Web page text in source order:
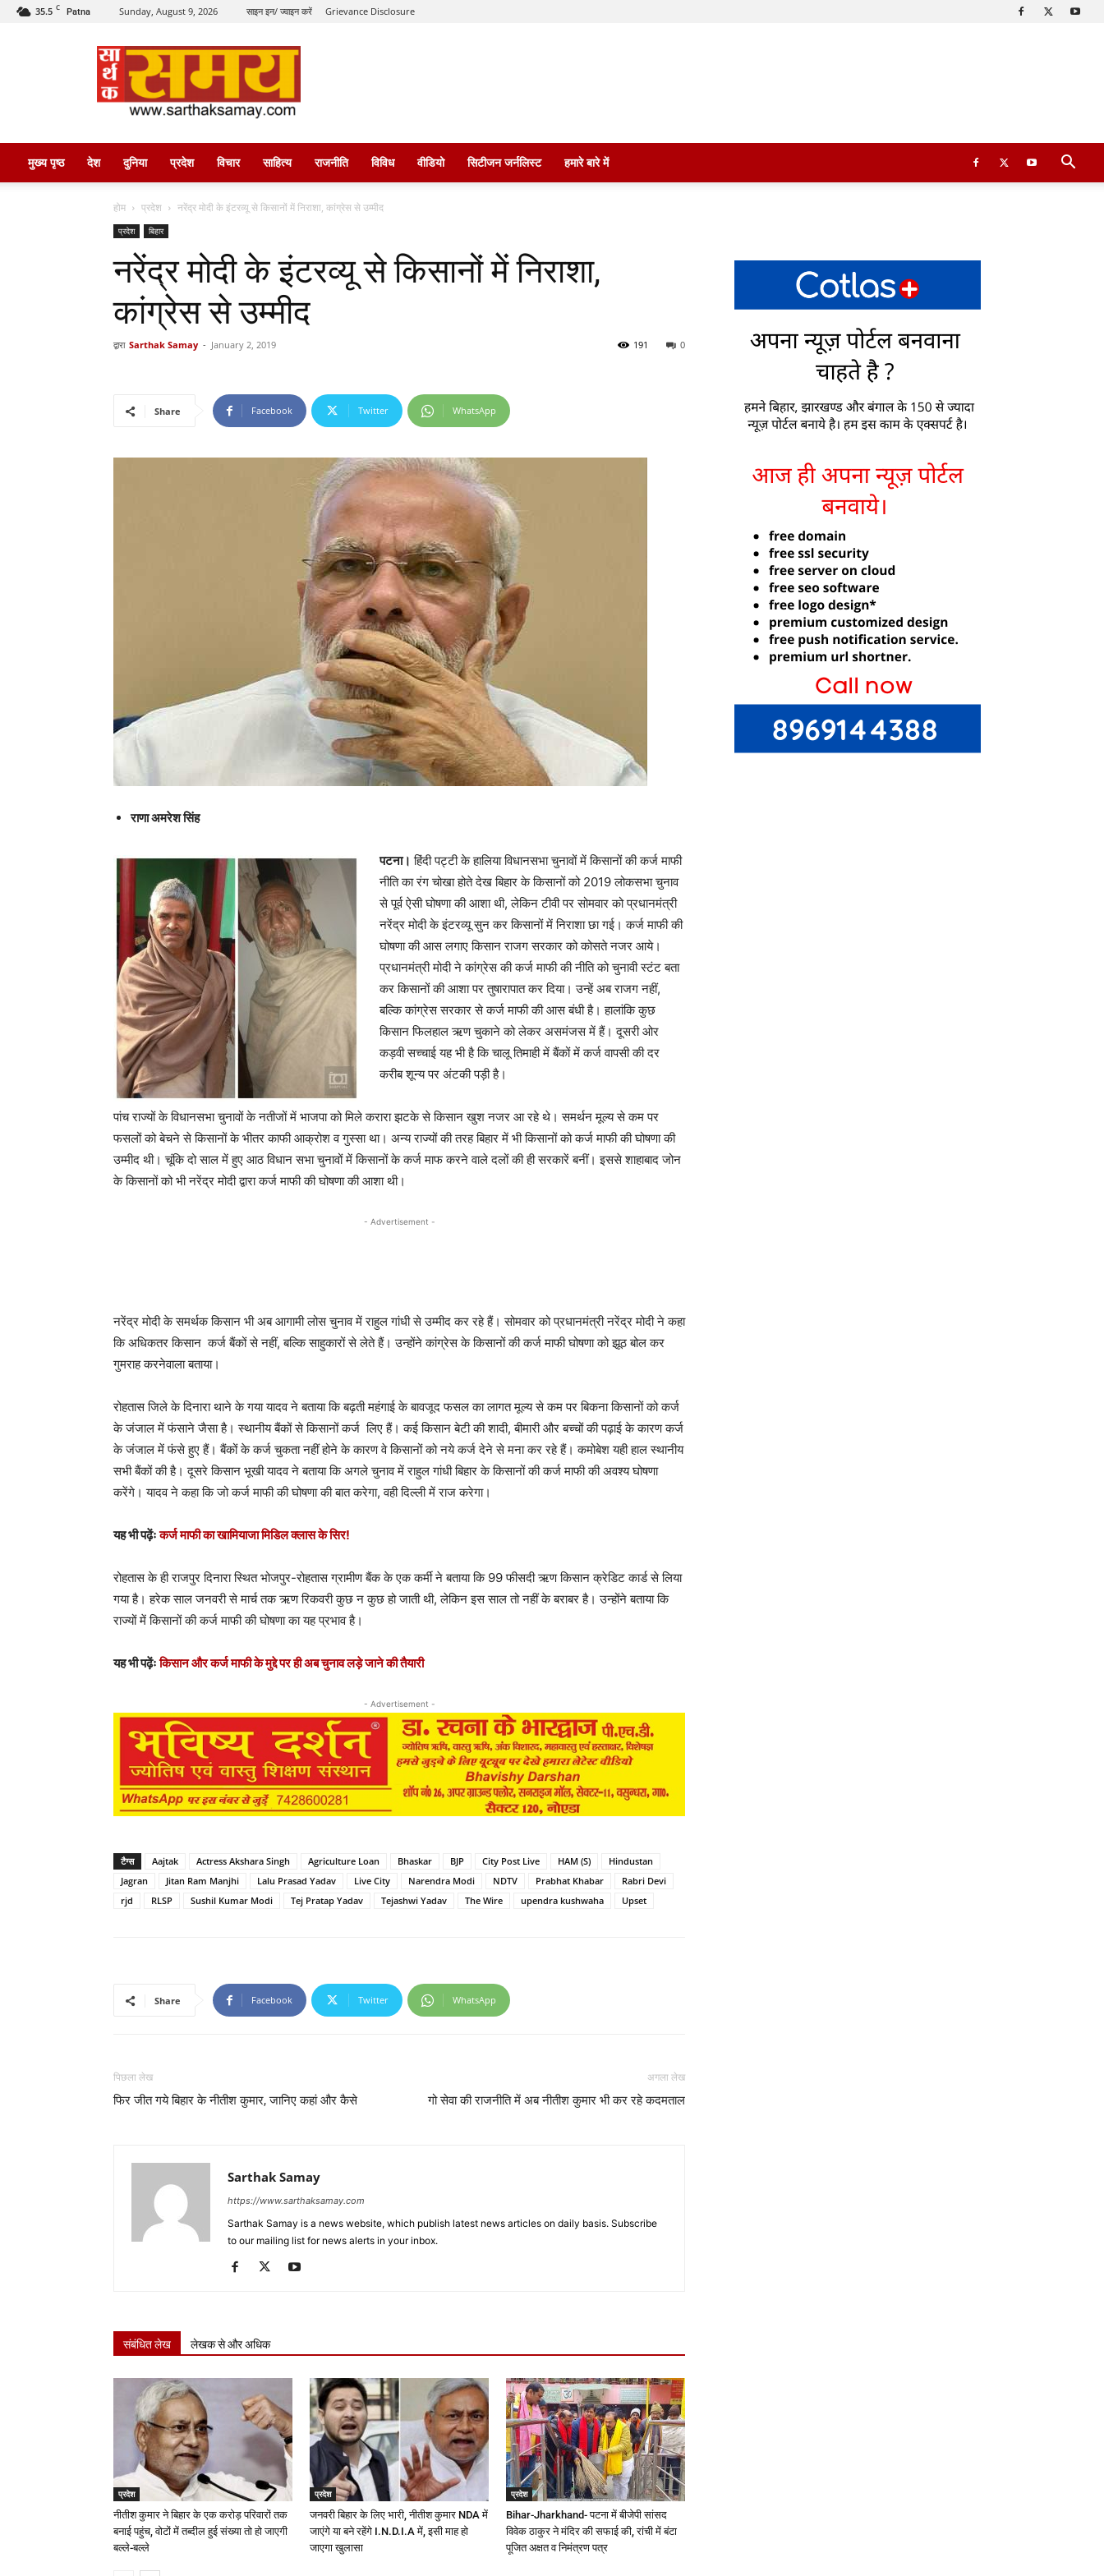
35.5 C Patna Sunday, August 9, 2026 साइन इन/ ज्वाइन करें Grievance Disclosure
सार्थक
समय
मुख्य पृष्ठ देश दुनिया प्रदेश विचार साहित्य राजनीति विविध वीडियो सिटीजन जर्नलिस्ट हमारे बारे में
होम प्रदेश नरेंद्र मोदी के इंटरव्यू से किसानों में निराशा, कांग्रेस से उम्मीद
प्रदेश बिहार
नरेंद्र मोदी के इंटरव्यू से किसानों में निराशा,
कांग्रेस से उम्मीद
द्वारा Sarthak Samay - January 2, 2019 0
191
Share Facebook Twitter WhatsApp
राणा अमरेश सिंह
पटना। हिंदी पट्टी के हालिया विधानसभा चुनावों में किसानों की कर्ज माफी
नीति का रंग चोखा होते देख बिहार के किसानों को 2019 लोकसभा चुनाव
से पूर्व ऐसी घोषणा की आशा थी, लेकिन टीवी पर सोमवार को प्रधानमंत्री
नरेंद्र मोदी के इंटरव्यू सुन कर किसानों में निराशा छा गई। कर्ज माफी की
घोषणा की आस लगाए किसान राजग सरकार को कोसते नजर आये।
प्रधानमंत्री मोदी ने कांग्रेस की कर्ज माफी की नीति को चुनावी स्टंट बता
कर किसानों की आशा पर तुषारापात कर दिया। उन्हें अब राजग नहीं,
बल्कि कांग्रेस सरकार से कर्ज माफी की आस बंधी है। हालांकि कुछ
किसान फिलहाल ऋण चुकाने को लेकर असमंजस में हैं। दूसरी ओर
कड़वी सच्चाई यह भी है कि चालू तिमाही में बैंकों में कर्ज वापसी की दर
करीब शून्य पर अंटकी पड़ी है।
पांच राज्यों के विधानसभा चुनावों के नतीजों में भाजपा को मिले करारा झटके से किसान खुश नजर आ रहे थे। समर्थन मूल्य से कम पर
फसलों को बेचने से किसानों के भीतर काफी आक्रोश व गुस्सा था। अन्य राज्यों की तरह बिहार में भी किसानों को कर्ज माफी की घोषणा की
उम्मीद थी। चूंकि दो साल में हुए आठ विधान सभा चुनावों में किसानों के कर्ज माफ करने वाले दलों की ही सरकारें बनीं। इससे शाहाबाद जोन
के किसानों को भी नरेंद्र मोदी द्वारा कर्ज माफी की घोषणा की आशा थी।
- Advertisement -
नरेंद्र मोदी के समर्थक किसान भी अब आगामी लोस चुनाव में राहुल गांधी से उम्मीद कर रहे हैं। सोमवार को प्रधानमंत्री नरेंद्र मोदी ने कहा
कि अधिकतर किसान कर्ज बैंकों से नहीं, बल्कि साहुकारों से लेते हैं। उन्होंने कांग्रेस के किसानों की कर्ज माफी घोषणा को झूठ बोल कर
गुमराह करनेवाला बताया।
रोहतास जिले के दिनारा थाने के गया यादव ने बताया कि बढ़ती महंगाई के बावजूद फसल का लागत मूल्य से कम पर बिकना किसानों को कर्ज
के जंजाल में फंसाने जैसा है। स्थानीय बैंकों से किसानों कर्ज लिए हैं। कई किसान बेटी की शादी, बीमारी और बच्चों की पढ़ाई के कारण कर्ज
के जंजाल में फंसे हुए हैं। बैंकों के कर्ज चुकता नहीं होने के कारण वे किसानों को नये कर्ज देने से मना कर रहे हैं। कमोबेश यही हाल स्थानीय
सभी बैंकों की है। दूसरे किसान भूखी यादव ने बताया कि अगले चुनाव में राहुल गांधी बिहार के किसानों की कर्ज माफी की अवश्य घोषणा
करेंगे। यादव ने कहा कि जो कर्ज माफी की घोषणा की बात करेगा, वही दिल्ली में राज करेगा।
यह भी पढ़ेंःकर्ज माफी का खामियाजा मिडिल क्लास के सिर!
रोहतास के ही राजपुर दिनारा स्थित भोजपुर-रोहतास ग्रामीण बैंक के एक कर्मी ने बताया कि 99 फीसदी ऋण किसान क्रेडिट कार्ड से लिया
गया है। हरेक साल जनवरी से मार्च तक ऋण रिकवरी कुछ न कुछ हो जाती थी, लेकिन इस साल तो नहीं के बराबर है। उन्होंने बताया कि
राज्यों में किसानों की कर्ज माफी की घोषणा का यह प्रभाव है।
यह भी पढ़ेंःकिसान और कर्ज माफी के मुद्दे पर ही अब चुनाव लड़े जाने की तैयारी
- Advertisement -
टैग्स Aajtak Actress Akshara Singh Agriculture Loan Bhaskar BJP City Post Live HAM (S)
Hindustan
Jagran
Jitan Ram Manjhi Lalu Prasad Yadav Live City Narendra Modi NDTV Prabhat Khabar
Rabri Devi
rjd
RLSP Sushil Kumar Modi Tej Pratap Yadav Tejashwi Yadav The Wire upendra kushwaha Upset
Share Facebook Twitter WhatsApp
पिछला लेख
फिर जीत गये बिहार के नीतीश कुमार, जानिए कहां और कैसे
अगला लेख
गो सेवा की राजनीति में अब नीतीश कुमार भी कर रहे कदमताल
Sarthak Samay
https://www.sarthaksamay.com
Sarthak Samay is a news website, which publish latest news articles on daily basis. Subscribe
to our mailing list for news alerts in your inbox.
संबंधित लेख लेखक से और अधिक
प्रदेश
नीतीश कुमार ने बिहार के एक करोड़ परिवारों तक
बनाई पहुंच, वोटों में तब्दील हुई संख्या तो हो जाएगी
बल्ले-बल्ले
प्रदेश
जनवरी बिहार के लिए भारी, नीतीश कुमार NDA में
जाएंगे या बने रहेंगे I.N.D.I.A में, इसी माह हो
जाएगा खुलासा
प्रदेश
Bihar-Jharkhand- पटना में बीजेपी सांसद
विवेक ठाकुर ने मंदिर की सफाई की, रांची में बंटा
पूजित अक्षत व निमंत्रण पत्र